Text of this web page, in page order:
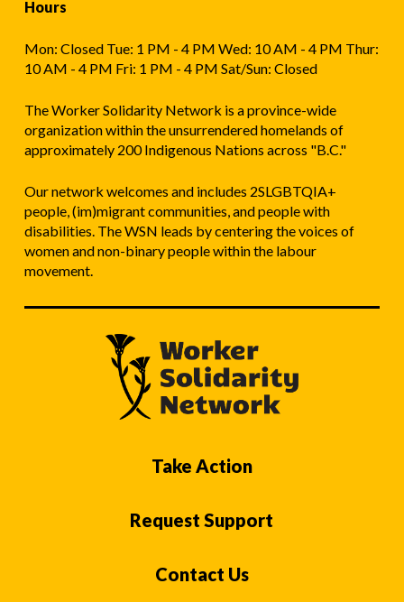
Hours
Mon: Closed Tue: 1 PM - 4 PM Wed: 10 AM - 4 PM Thur:
10 AM - 4 PM Fri: 1 PM - 4 PM Sat/Sun: Closed
The Worker Solidarity Network is a province-wide
organization within the unsurrendered homelands of
approximately 200 Indigenous Nations across "B.C."
Our network welcomes and includes 2SLGBTQIA+
people, (im)migrant communities, and people with
disabilities. The WSN leads by centering the voices of
women and non-binary people within the labour
movement.
Take Action
Request Support
Contact Us